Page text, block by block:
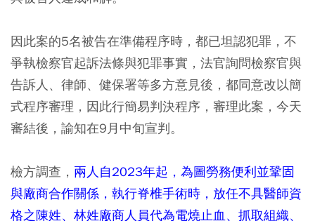
因此案的5名被告在準備程序時，都已坦認犯罪，不
爭執檢察官起訴法條與犯罪事實，法官詢問檢察官與
告訴人、律師、健保署等多方意見後，都同意改以簡
式程序審理，因此行簡易判決程序，審理此案，今天
審結後，諭知在9月中旬宣判。
檢方調查， 兩人自2023年起，為圖勞務便利並鞏固
與廠商合作關係，執行脊椎手術時，放任不具醫師資
格之陳姓、林姓廠商人員代為電燒止血、抓取組織、